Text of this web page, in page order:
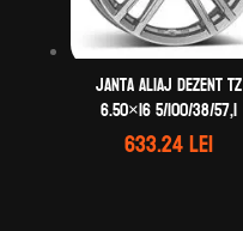
Janta aliaj DEZENT TZ
6.50×16 5/100/38/57,1
633.24lei